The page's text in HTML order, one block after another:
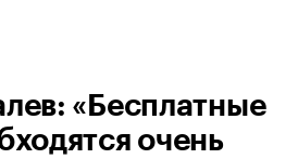
«Бесплатные
очень